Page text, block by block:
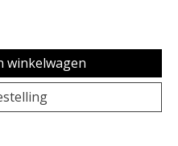
winkelwagen